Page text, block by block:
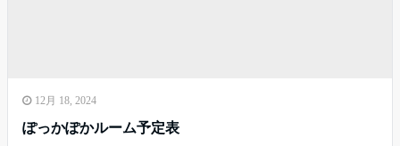
12月 18, 2024
ぽっかぽかルーム予定表